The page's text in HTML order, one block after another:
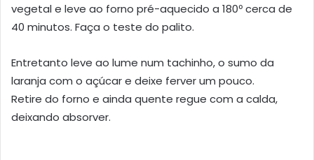
vegetal e leve ao forno pré-aquecido a 180º cerca de
40 minutos. Faça o teste do palito.
Entretanto leve ao lume num tachinho, o sumo da
laranja com o açúcar e deixe ferver um pouco.
Retire do forno e ainda quente regue com a calda,
deixando absorver.